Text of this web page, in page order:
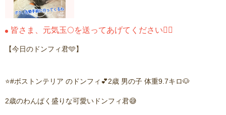
皆さま、元気玉🌕を送ってあげてください🙇‍♂️
【今日のドンフィ君🩵】
⭐️#ボストンテリア のドンフィ💕2歳 男の子 体重9.7キロ🐶
2歳のわんぱく盛りな可愛いドンフィ君😅